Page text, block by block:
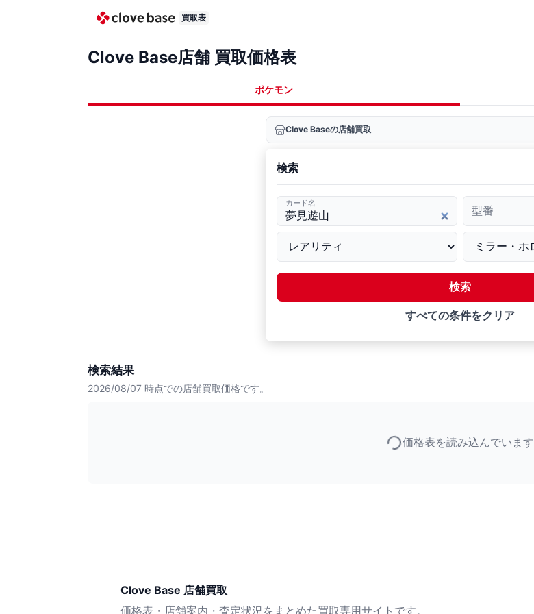
買取表
Clove Base店舗 買取価格表
ポケモン
Clove Baseの店舗買取
検索
カード名
型番
検索
すべての条件をクリア
検索結果
2026/08/07 時点での店舗買取価格です。
価格表を読み込んでいます
Clove Base 店舗買取
価格表・店舗案内・査定状況をまとめた買取専用サイトです。